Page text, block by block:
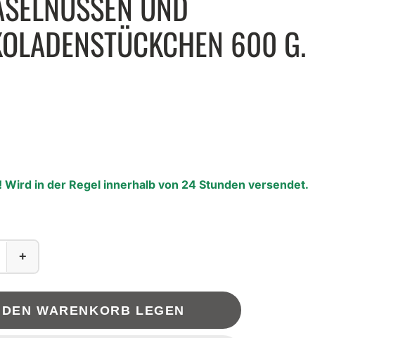
600 G.
Wird in der Regel innerhalb von 24 Stunden versendet.
+
WARENKORB LEGEN